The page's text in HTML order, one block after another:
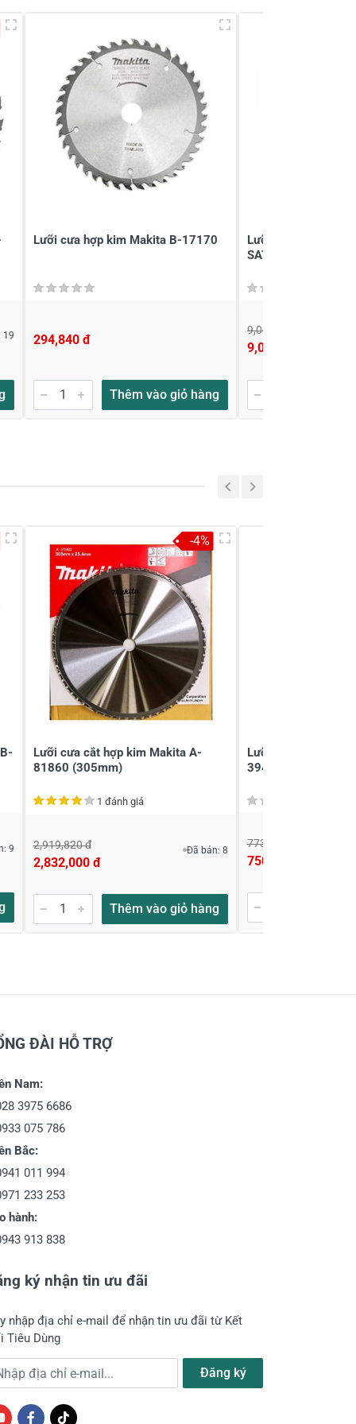
19
Lưỡi cưa hợp kim Makita B-17170
294,840 đ
Thêm vào giỏ hàng
Lưỡi cắt kim loại
SATA 55002
9,000 đ
9,000 đ
9
Lưỡi cưa cắt hợp kim Makita A-
81860 (305mm)
1 đánh giá
2,919,820 đ
2,832,000 đ
Đã bán: 8
Thêm vào giỏ hàng
-4%
Lưỡi cưa hợp kim
39497
773,390 đ
750,000 đ
ĐÀI HỖ TRỢ
Nam:
3975 6686
075 786
Bắc:
011 994
233 253
hành:
913 838
ký nhận tin ưu đãi
nhập địa chỉ e-mail để nhận tin ưu đãi từ Kết
Tiêu Dùng
chỉ e-mail Đăng ký